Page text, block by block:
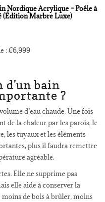
Nordique Acrylique – Poêle à
(Édition Marbre Luxe)
:€6,999
bain
?
d’eau chaude. Une fois
de la chaleur par les parois, le
les tuyaux et les éléments
plus il faudra remettre
agréable.
Elle ne supprime pas
elle aide à conserver la
de bois à brûler, moins